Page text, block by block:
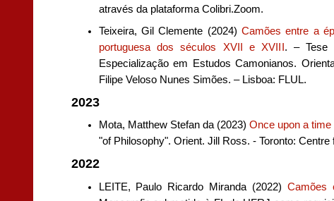
através da plataforma Colibri.Zoom.
Teixeira, Gil Clemente (2024)Camões entre a
portuguesa dos séculos XVII e XVIII. – Tese
Especialização em Estudos Camonianos.
Filipe Veloso Nunes Simões. – Lisboa: FLUL.
2023
Mota, Matthew Stefan da (2023) Once upon a
"of Philosophy". Orient. Jill Ross. - Toronto:
2022
LEITE, Paulo Ricardo Miranda (2022)Camões